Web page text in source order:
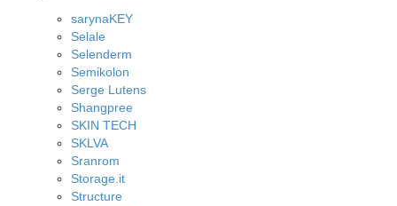
sarynaKEY
Selale
Selenderm
Semikolon
Serge Lutens
Shangpree
SKIN TECH
SKLVA
Sranrom
Storage.it
Structure